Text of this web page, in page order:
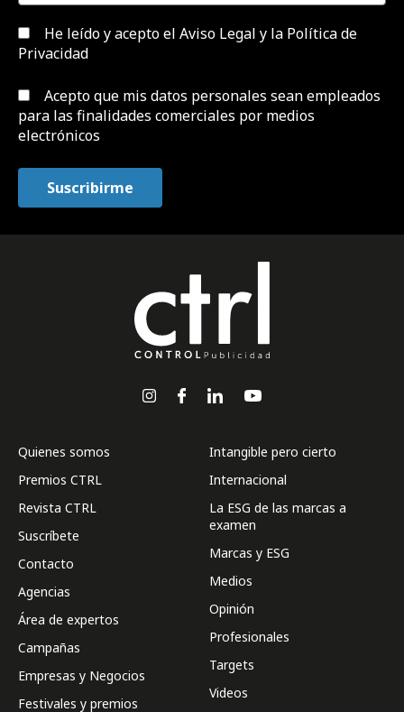
He leído y acepto el Aviso Legal y la Política de
Privacidad
Acepto que mis datos personales sean empleados
para las finalidades comerciales por medios
electrónicos
Quienes somos
Premios CTRL
Revista CTRL
Suscríbete
Contacto
Agencias
Área de expertos
Campañas
Empresas y Negocios
Festivales y premios
Intangible pero cierto
Internacional
La ESG de las marcas a
examen
Marcas y ESG
Medios
Opinión
Profesionales
Targets
Videos